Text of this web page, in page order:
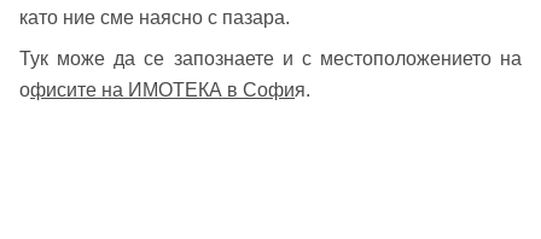
като ние сме наясно с пазара.
Тук може да се запознаете и с местоположението на
офисите на ИМОТЕКА в София.